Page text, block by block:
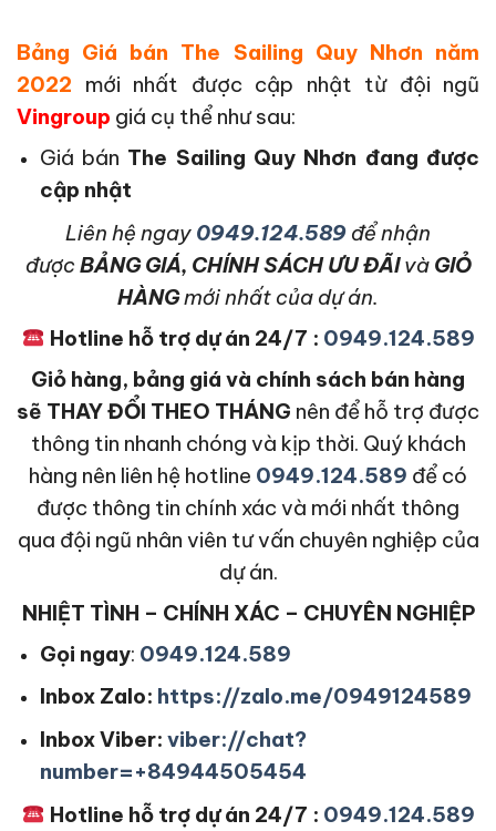
Bảng Giá bán The Sailing Quy Nhơn năm
2022 mới nhất được cập nhật từ đội ngũ
Vingroup giá cụ thể như sau:
Giá bán The Sailing Quy Nhơn đang được
cập nhật
Liên hệ ngay 0949.124.589 để nhận
được BẢNG GIÁ, CHÍNH SÁCH ƯU ĐÃIvàGIỎ
HÀNGmới nhất của dự án.
Hotline hỗ trợ dự án 24/7 : 0949.124.589
Giỏ hàng, bảng giá và chính sách bán hàng
sẽ THAY ĐỔI THEO THÁNG nên để hỗ trợ được
thông tin nhanh chóng và kịp thời. Quý khách
hàng nên liên hệ hotline 0949.124.589 để có
được thông tin chính xác và mới nhất thông
qua đội ngũ nhân viên tư vấn chuyên nghiệp của
dự án.
NHIỆT TÌNH – CHÍNH XÁC – CHUYÊN NGHIỆP
Gọi ngay: 0949.124.589
Inbox Zalo: https://zalo.me/0949124589
Inbox Viber: viber://chat?
number=+84944505454
Hotline hỗ trợ dự án 24/7 : 0949.124.589